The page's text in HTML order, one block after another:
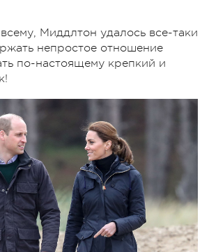
Миддлтон удалось все-таки
непростое отношение
по-настоящему крепкий и